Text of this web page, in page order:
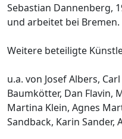
Sebastian Dannenberg,
und arbeitet bei Bremen.
Weitere beteiligte
u.a. von Josef Albers,
Baumkötter, Dan Flavin,
Martina Klein, Agnes
Sandback, Karin Sander,